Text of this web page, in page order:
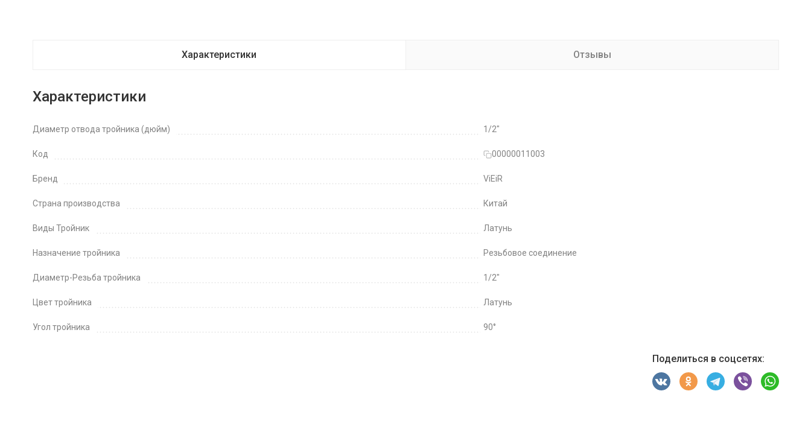
Характеристики Отзывы
Характеристики
Диаметр отвода тройника (дюйм) 1/2"
Код 00000011003
Бренд ViEiR
Страна производства Китай
Виды Тройник Латунь
Назначение тройника Резьбовое соединение
Диаметр-Резьба тройника 1/2"
Цвет тройника Латунь
Угол тройника 90°
Поделиться в соцсетях: